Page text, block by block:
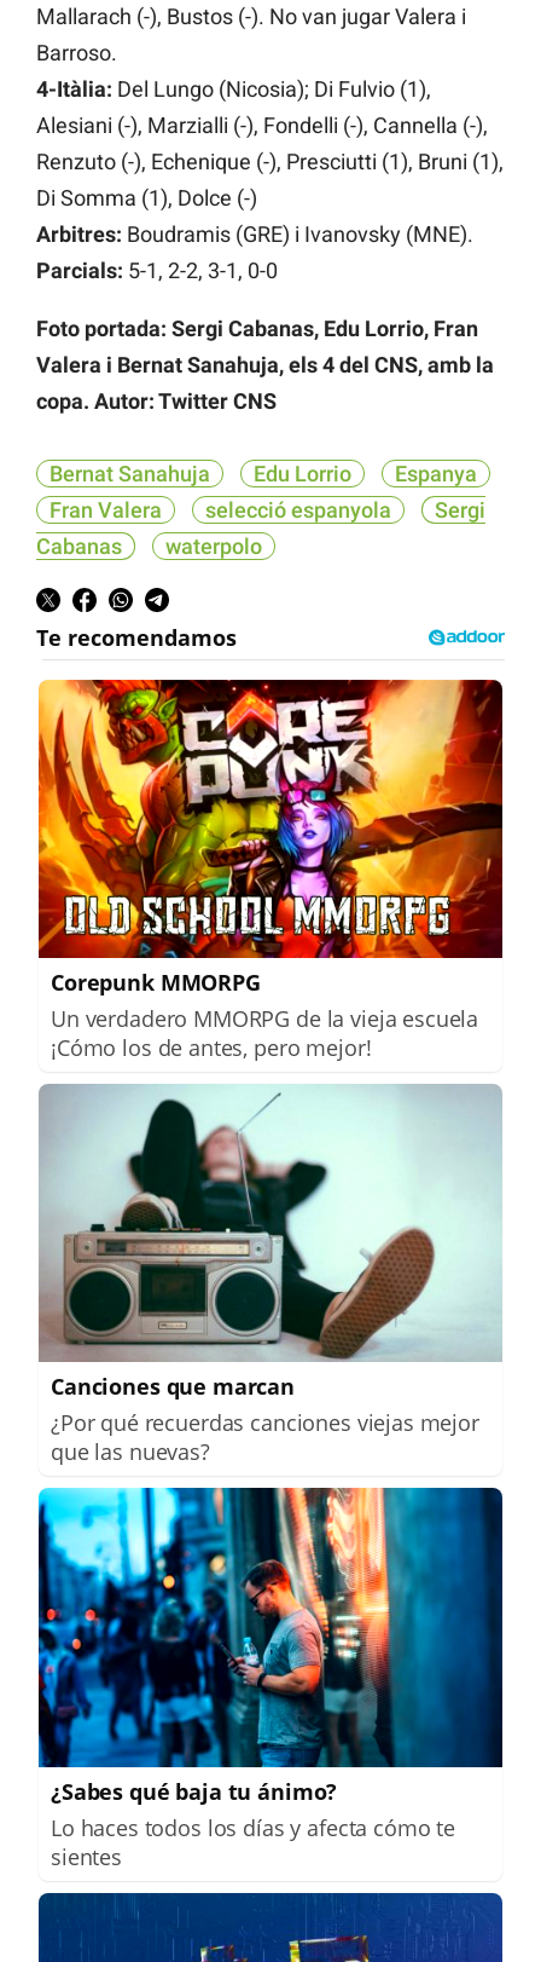
Mallarach (-), Bustos (-). No van jugar Valera i
Barroso.
4-Itàlia: Del Lungo (Nicosia); Di Fulvio (1),
Alesiani (-), Marzialli (-), Fondelli (-), Cannella (-),
Renzuto (-), Echenique (-), Presciutti (1), Bruni (1),
Di Somma (1), Dolce (-)
Arbitres: Boudramis (GRE) i Ivanovsky (MNE).
Parcials: 5-1, 2-2, 3-1, 0-0
Foto portada: Sergi Cabanas, Edu Lorrio, Fran
Valera i Bernat Sanahuja, els 4 del CNS, amb la
copa. Autor: Twitter CNS
Bernat Sanahuja Edu Lorrio
Espanya
Fran Valera
selecció espanyola
Sergi
Cabanas
waterpolo
Corepunk MMORPG
Un verdadero MMORPG de la vieja escuela
¡Cómo los de antes, pero mejor!
Canciones que marcan
¿Por qué recuerdas canciones viejas mejor
que las nuevas?
¿Sabes qué baja tu ánimo?
Lo haces todos los días y afecta cómo te
sientes